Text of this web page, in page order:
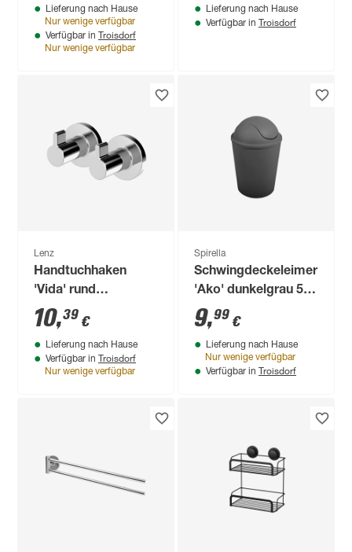
Lieferung nach Hause
Nur wenige verfügbar
Verfügbar in Troisdorf
Nur wenige verfügbar
Lieferung nach Hause
Verfügbar in Troisdorf
Lenz
Handtuchhaken
'Vida' rund
verchromt 2 Stück
10,39 €
Lieferung nach Hause
Verfügbar in Troisdorf
Nur wenige verfügbar
Spirella
Schwingdeckeleimer
'Ako' dunkelgrau 5,5
l
9,99 €
Lieferung nach Hause
Nur wenige verfügbar
Verfügbar in Troisdorf